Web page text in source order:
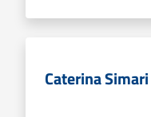
Caterina Simari